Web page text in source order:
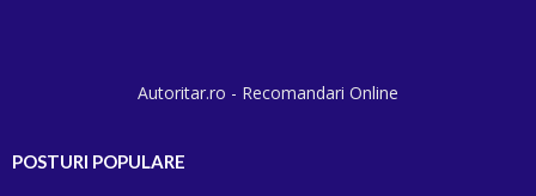
Autoritar.ro - Recomandari Online
POSTURI POPULARE